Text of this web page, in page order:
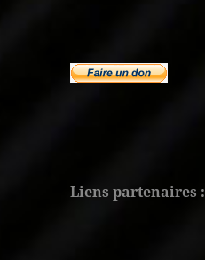
Liens partenaires :